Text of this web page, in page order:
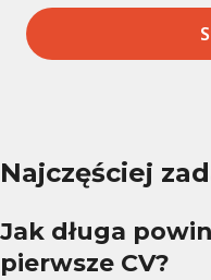
Najczęściej
Jak długa
pierwsze CV?